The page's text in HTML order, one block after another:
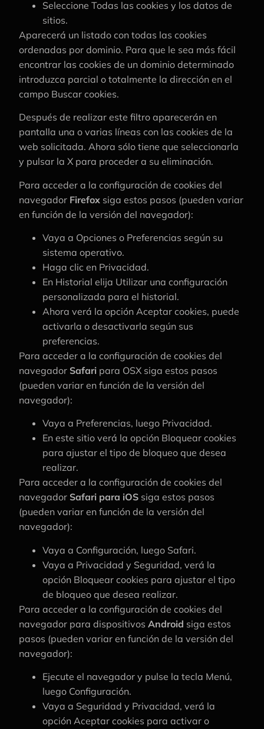
Seleccione Todas las cookies y los datos de
sitios.
Aparecerá un listado con todas las cookies
ordenadas por dominio. Para que le sea más fácil
encontrar las cookies de un dominio determinado
introduzca parcial o totalmente la dirección en el
campo Buscar cookies.
Después de realizar este filtro aparecerán en
pantalla una o varias líneas con las cookies de la
web solicitada. Ahora sólo tiene que seleccionarla
y pulsar la X para proceder a su eliminación.
Para acceder a la configuración de cookies del
navegador Firefox siga estos pasos (pueden variar
en función de la versión del navegador):
Vaya a Opciones o Preferencias según su
sistema operativo.
Haga clic en Privacidad.
En Historial elija Utilizar una configuración
personalizada para el historial.
Ahora verá la opción Aceptar cookies, puede
activarla o desactivarla según sus
preferencias.
Para acceder a la configuración de cookies del
navegador Safari para OSX siga estos pasos
(pueden variar en función de la versión del
navegador):
Vaya a Preferencias, luego Privacidad.
En este sitio verá la opción Bloquear cookies
para ajustar el tipo de bloqueo que desea
realizar.
Para acceder a la configuración de cookies del
navegador Safari para iOS siga estos pasos
(pueden variar en función de la versión del
navegador):
Vaya a Configuración, luego Safari.
Vaya a Privacidad y Seguridad, verá la
opción Bloquear cookies para ajustar el tipo
de bloqueo que desea realizar.
Para acceder a la configuración de cookies del
navegador para dispositivos Android siga estos
pasos (pueden variar en función de la versión del
navegador):
Ejecute el navegador y pulse la tecla Menú,
luego Configuración.
Vaya a Seguridad y Privacidad, verá la
opción Aceptar cookies para activar o